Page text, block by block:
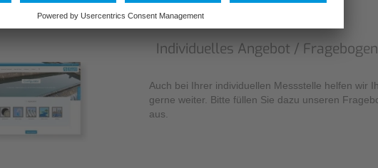
Individuelles Angebot / Fragebogen
Auch bei Ihrer individuellen Messstelle helfen wir
gerne weiter. Bitte füllen Sie dazu unseren
aus.